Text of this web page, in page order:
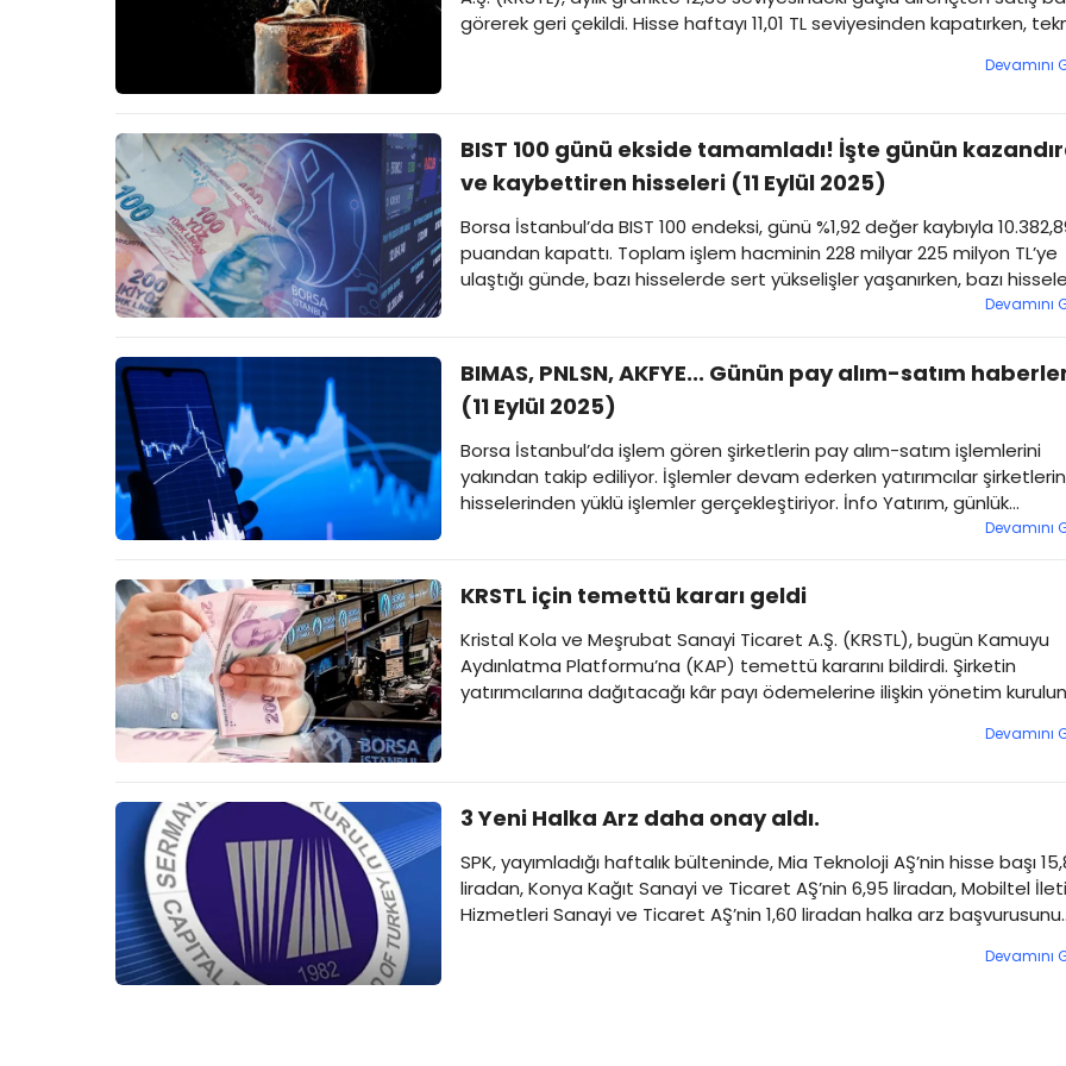
görerek geri çekildi. Hisse haftayı 11,01 TL seviyesinden kapatırken,
Devamını
BIST 100 günü ekside tamamladı! İşte günün
ve kaybettiren hisseleri (11 Eylül 2025)
Borsa İstanbul’da BIST 100 endeksi, günü %1,92 değer kaybıyla
puandan kapattı. Toplam işlem hacminin 228 milyar 225 milyon TL’ye
ulaştığı günde, bazı hisselerde sert yükselişler yaşanırken, bazı
ise taban kayıpları görüldü. Peki, 11 eylül 2025 tarihinde en çok
düşen hisseler hangileri oldu? İşte detaylar...
Devamını
BIMAS, PNLSN, AKFYE... Günün pay alım-satım
(11 Eylül 2025)
Borsa İstanbul’da işlem gören şirketlerin pay alım-satım işlemlerini
yakından takip ediliyor. İşlemler devam ederken yatırımcılar şirketlerin
hisselerinden yüklü işlemler gerçekleştiriyor. İnfo Yatırım, günlük
Devamını
KRSTL için temettü kararı geldi
Kristal Kola ve Meşrubat Sanayi Ticaret A.Ş. (KRSTL), bugün Kamuyu
Aydınlatma Platformu’na (KAP) temettü kararını bildirdi. Şirketin
yatırımcılarına dağıtacağı kâr payı ödemelerine ilişkin yönetim
Devamını
3 Yeni Halka Arz daha onay aldı.
SPK, yayımladığı haftalık bülteninde, Mia Teknoloji AŞ’nin hisse başı
liradan, Konya Kağıt Sanayi ve Ticaret AŞ’nin 6,95 liradan, Mobiltel
Hizmetleri Sanayi ve Ticaret AŞ’nin 1,60 liradan halka arz başvurusunu
bedelsiz sermaye artırımına onay verdi. Ulusal Faktoring AŞ’nin 200
Devamını